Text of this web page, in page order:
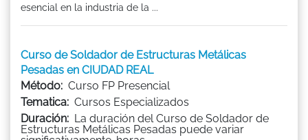
esencial en la industria de la ...
Curso de Soldador de Estructuras Metálicas
Pesadas en CIUDAD REAL
Método: Curso FP Presencial
Tematica: Cursos Especializados
Duración: La duración del Curso de Soldador de
Estructuras Metálicas Pesadas puede variar